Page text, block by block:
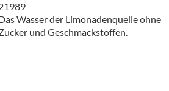
Wasser der Limonadenquelle ohne
und Geschmackstoffen.